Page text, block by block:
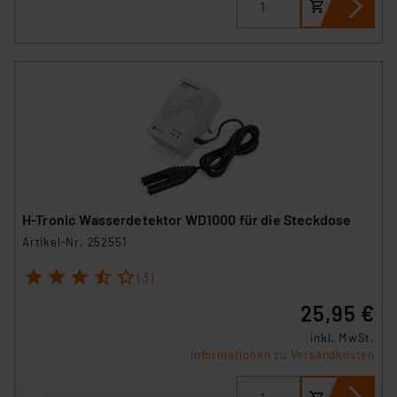
H-Tronic Wasserdetektor WD1000 für die Steckdose
Artikel-Nr. 252551
1 2 3 4 5 (3)
25,95 €
inkl. MwSt.
Informationen zu Versandkosten